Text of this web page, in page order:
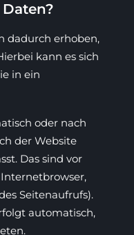
dadurch erhoben,
kann es sich
in ein
oder nach
der Website
Das sind vor
Seitenaufrufs).
automatisch,